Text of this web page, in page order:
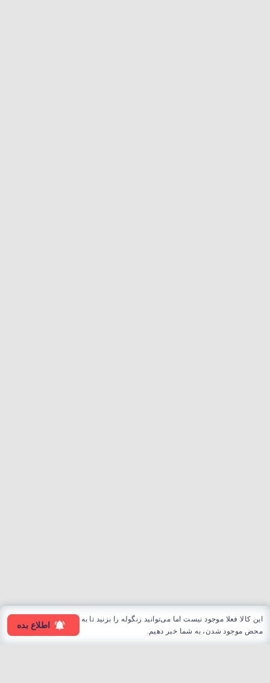
این کالا فعلا موجود نیست اما می‌توانید زنگوله را بزنید تا به
محض موجود شدن، به شما خبر دهیم.
اطلاع بده